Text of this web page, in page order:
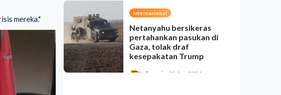
mereka."
Internasional
Netanyahu bersikeras
pertahankan pasukan di
Gaza, tolak draf
kesepakatan Trump
Indonesia 05 Aug 2026